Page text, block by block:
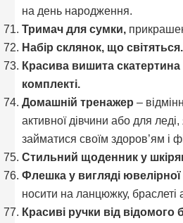
на день народження.
Тримач для сумки,
Набір склянок, що світяться.
Красива вишита
комплекті.
Домашній тренажер –
активної дівчини або для
займатися своїм здоров’ям і
Стильний щоденник у
Флешка у вигляді
носити на ланцюжку, браслеті
Красиві ручки від відомого